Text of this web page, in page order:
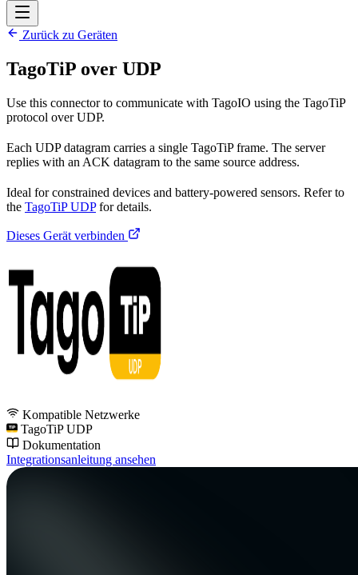
Zurück zu Geräten
TagoTiP over UDP
Use this connector to communicate with TagoIO using the TagoTiP
protocol over UDP.
Each UDP datagram carries a single TagoTiP frame. The server
replies with an ACK datagram to the same source address.
Ideal for constrained devices and battery-powered sensors. Refer to
the TagoTiP UDPfor details.
Dieses Gerät verbinden
Kompatible Netzwerke
TagoTiP UDP
Dokumentation
Integrationsanleitung ansehen